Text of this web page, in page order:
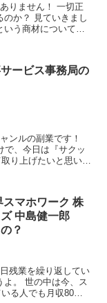
りません！ 一切正
か？ 見ていきまし
う商材について取
ービス事務局の
ンルの副業です！
で、今日は『サクッ
り上げたいと思いま
マホワーク 株
中島健一郎
の？
残業を繰り返してい
よ。 世の中は今、ス
る人でも月収80万